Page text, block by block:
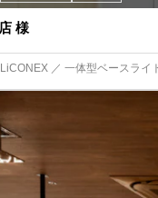
様
／ 一体型ベースラ